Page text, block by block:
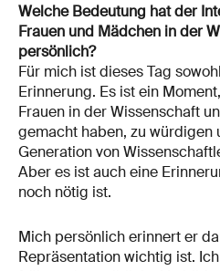
Welche Bedeutung hat der
Frauen und Mädchen in der
persönlich?
Für mich ist dieses Tag
Erinnerung. Es ist ein
Frauen in der Wissenschaft
gemacht haben, zu würdigen
Generation von
Aber es ist auch eine
noch nötig ist.
Mich persönlich erinnert er
Repräsentation wichtig ist.